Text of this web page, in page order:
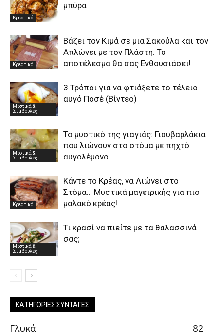
Κρεατικά
μπύρα
Κρεατικά
Βάζει τον Κιμά σε μια Σακούλα και τον
Απλώνει με τον Πλάστη. Το
αποτέλεσμα θα σας Ενθουσιάσει!
Μυστικά &
Συμβουλές
3 Τρόποι για να φτιάξετε το τέλειο
αυγό Ποσέ (Βίντεο)
Μυστικά &
Συμβουλές
To μυστικό της γιαγιάς: Γιουβαρλάκια
που λιώνουν στο στόμα με πηχτό
αυγολέμονο
Κρεατικά
Κάντε το Κρέας, να Λιώνει στο
Στόμα… Μυστικά μαγειρικής για πιο
μαλακό κρέας!
Μυστικά &
Συμβουλές
Τι κρασί να πιείτε με τα θαλασσινά
σας;
ΚΑΤΗΓΟΡΊΕΣ ΣΥΝΤΑΓΈΣ
Γλυκά
82